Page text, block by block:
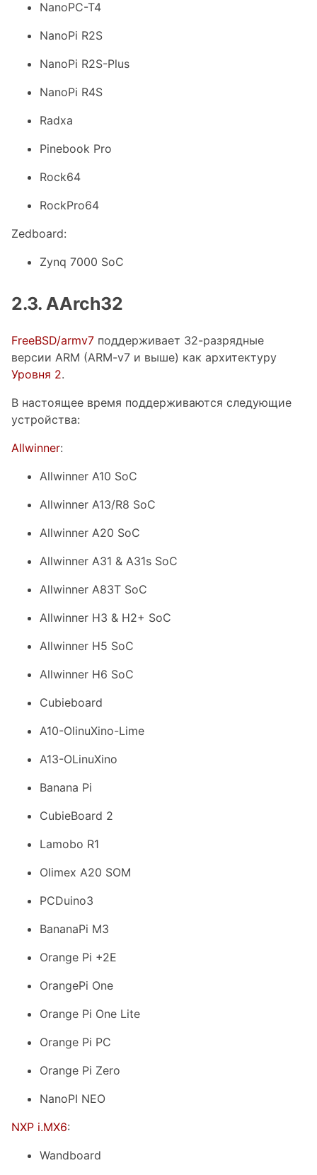
NanoPC-T4
NanoPi R2S
NanoPi R2S-Plus
NanoPi R4S
Radxa
Pinebook Pro
Rock64
RockPro64
Zedboard:
Zynq 7000 SoC
2.3. AArch32
FreeBSD/armv7 поддерживает 32-разрядные
версии ARM (ARM-v7 и выше) как архитектуру
Уровня 2.
В настоящее время поддерживаются следующие
устройства:
Allwinner:
Allwinner A10 SoC
Allwinner A13/R8 SoC
Allwinner A20 SoC
Allwinner A31 & A31s SoC
Allwinner A83T SoC
Allwinner H3 & H2+ SoC
Allwinner H5 SoC
Allwinner H6 SoC
Cubieboard
A10-OlinuXino-Lime
A13-OLinuXino
Banana Pi
CubieBoard 2
Lamobo R1
Olimex A20 SOM
PCDuino3
BananaPi M3
Orange Pi +2E
OrangePi One
Orange Pi One Lite
Orange Pi PC
Orange Pi Zero
NanoPI NEO
NXP i.MX6:
Wandboard